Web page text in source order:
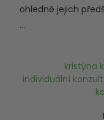
ohledně jejich
...
kristýna
individuální